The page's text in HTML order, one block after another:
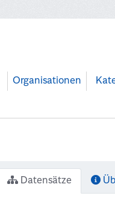
Organisationen
Datensätze